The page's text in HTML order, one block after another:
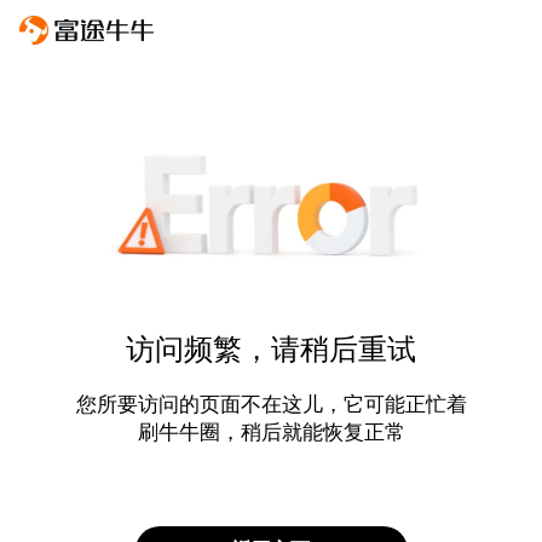
访问频繁，请稍后重试
您所要访问的页面不在这儿，它可能正忙着
刷牛牛圈，稍后就能恢复正常